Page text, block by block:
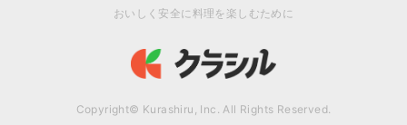
おいしく安全に料理を楽しむために
Copyright© Kurashiru, Inc. All Rights Reserved.